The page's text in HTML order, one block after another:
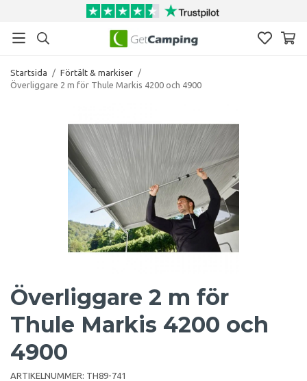
Startsida / Förtält & markiser /
Överliggare 2 m för Thule Markis 4200 och 4900
Överliggare 2 m för
Thule Markis 4200 och
4900
ARTIKELNUMMER: TH89-741